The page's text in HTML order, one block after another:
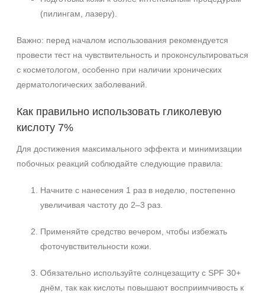
(пилингам, лазеру).
Важно: перед началом использования рекомендуется
провести тест на чувствительность и проконсультироваться
с косметологом, особенно при наличии хронических
дерматологических заболеваний.
Как правильно использовать гликолевую
кислоту 7%
Для достижения максимального эффекта и минимизации
побочных реакций соблюдайте следующие правила:
Начните с нанесения 1 раз в неделю, постепенно
увеличивая частоту до 2–3 раз.
Применяйте средство вечером, чтобы избежать
фоточувствительности кожи.
Обязательно используйте солнцезащиту с SPF 30+
днём, так как кислоты повышают восприимчивость к